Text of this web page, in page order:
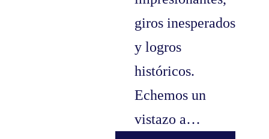
giros inesperados
y logros
históricos.
Echemos un
vistazo a…